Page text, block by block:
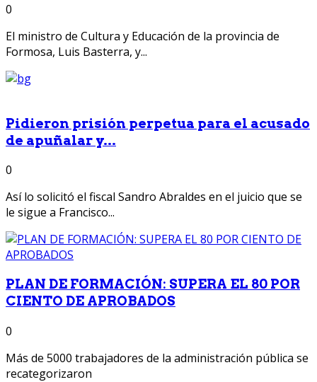
0
El ministro de Cultura y Educación de la provincia de
Formosa, Luis Basterra, y...
Pidieron prisión perpetua para el acusado
de apuñalar y...
0
Así lo solicitó el fiscal Sandro Abraldes en el juicio que se
le sigue a Francisco...
PLAN DE FORMACIÓN: SUPERA EL 80 POR
CIENTO DE APROBADOS
0
Más de 5000 trabajadores de la administración pública se
recategorizaron